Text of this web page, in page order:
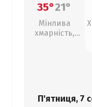
35°21°
Мінлива
хмарність,
П'ятниця, 7